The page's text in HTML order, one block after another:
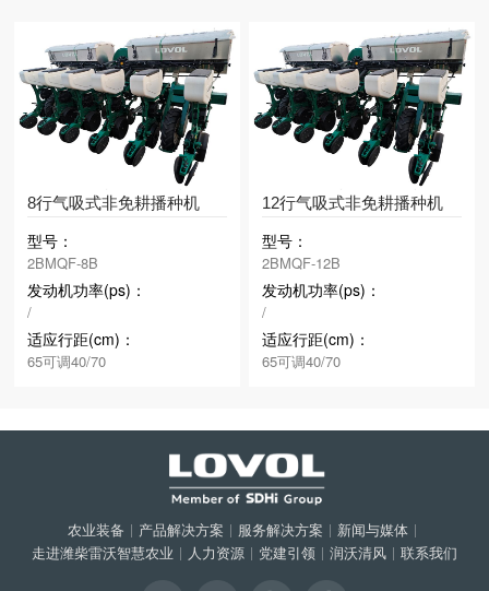
8行气吸式非免耕播种机
型号：
2BMQF-8B
发动机功率(ps)：
/
适应行距(cm)：
65可调40/70
12行气吸式非免耕播种机
型号：
2BMQF-12B
发动机功率(ps)：
/
适应行距(cm)：
65可调40/70
农业装备 | 产品解决方案 | 服务解决方案 | 新闻与媒体 |
走进潍柴雷沃智慧农业 | 人力资源 | 党建引领 | 润沃清风 | 联系我们